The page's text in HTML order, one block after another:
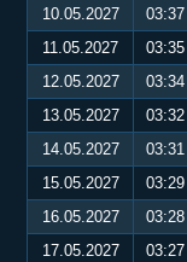
10.05.2027
03:37
11.05.2027
03:35
12.05.2027
03:34
13.05.2027
03:32
14.05.2027
03:31
15.05.2027
03:29
16.05.2027
03:28
17.05.2027
03:27